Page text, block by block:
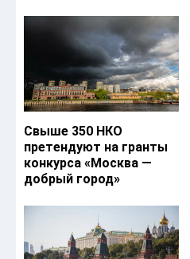
Свыше 350 НКО
претендуют на гранты
конкурса «Москва —
добрый город»